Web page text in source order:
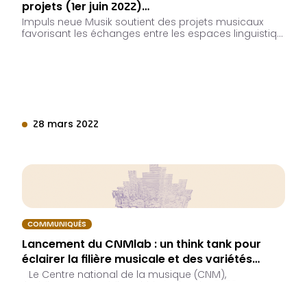
projets (1er juin 2022)…
Impuls neue Musik soutient des projets musicaux
favorisant les échanges entre les espaces linguistiq…
28 mars 2022
COMMUNIQUÉS
Lancement du CNMlab : un think tank pour
éclairer la filière musicale et des variétés…
Le Centre national de la musique (CNM),